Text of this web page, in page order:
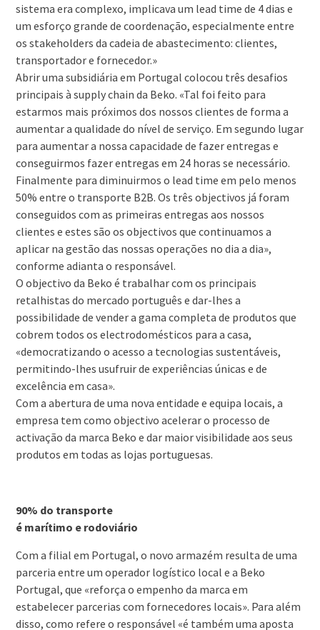
sistema era complexo, implicava um lead time de 4 dias e
um esforço grande de coordenação, especialmente entre
os stakeholders da cadeia de abastecimento: clientes,
transportador e fornecedor.»
Abrir uma subsidiária em Portugal colocou três desafios
principais à supply chain da Beko. «Tal foi feito para
estarmos mais próximos dos nossos clientes de forma a
aumentar a qualidade do nível de serviço. Em segundo lugar
para aumentar a nossa capacidade de fazer entregas e
conseguirmos fazer entregas em 24 horas se necessário.
Finalmente para diminuirmos o lead time em pelo menos
50% entre o transporte B2B. Os três objectivos já foram
conseguidos com as primeiras entregas aos nossos
clientes e estes são os objectivos que continuamos a
aplicar na gestão das nossas operações no dia a dia»,
conforme adianta o responsável.
O objectivo da Beko é trabalhar com os principais
retalhistas do mercado português e dar-lhes a
possibilidade de vender a gama completa de produtos que
cobrem todos os electrodomésticos para a casa,
«democratizando o acesso a tecnologias sustentáveis,
permitindo-lhes usufruir de experiências únicas e de
excelência em casa».
Com a abertura de uma nova entidade e equipa locais, a
empresa tem como objectivo acelerar o processo de
activação da marca Beko e dar maior visibilidade aos seus
produtos em todas as lojas portuguesas.
90% do transporte
é marítimo e rodoviário
Com a filial em Portugal, o novo armazém resulta de uma
parceria entre um operador logístico local e a Beko
Portugal, que «reforça o empenho da marca em
estabelecer parcerias com fornecedores locais». Para além
disso, como refere o responsável «é também uma aposta